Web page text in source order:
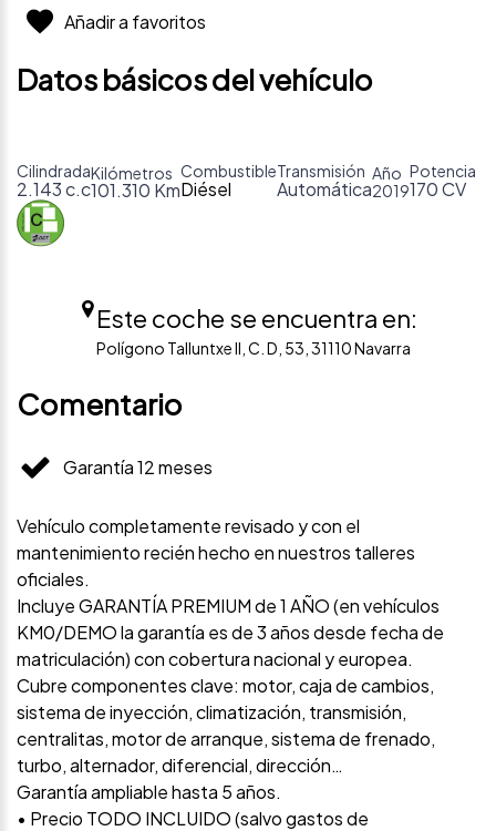
Añadir a favoritos
Datos básicos del vehículo
Cilindrada
2.143 c.c
Kilómetros
101.310 Km
Combustible
Diésel
Transmisión
Automática
Año
2019
Potencia
170 CV
Este coche se encuentra en:
Polígono Talluntxe II, C. D, 53, 31110 Navarra
Comentario
Garantía 12 meses
Vehículo completamente revisado y con el
mantenimiento recién hecho en nuestros talleres
oficiales.
Incluye GARANTÍA PREMIUM de 1 AÑO (en vehículos
KM0/DEMO la garantía es de 3 años desde fecha de
matriculación) con cobertura nacional y europea.
Cubre componentes clave: motor, caja de cambios,
sistema de inyección, climatización, transmisión,
centralitas, motor de arranque, sistema de frenado,
turbo, alternador, diferencial, dirección…
Garantía ampliable hasta 5 años.
• Precio TODO INCLUIDO (salvo gastos de